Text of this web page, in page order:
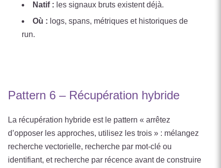
Natif : les signaux bruts existent déjà.
Où : logs, spans, métriques et historiques de
run.
Pattern 6 – Récupération hybride
La récupération hybride est le pattern « arrêtez
d’opposer les approches, utilisez les trois » : mélangez
recherche vectorielle, recherche par mot-clé ou
identifiant, et recherche par récence avant de construire